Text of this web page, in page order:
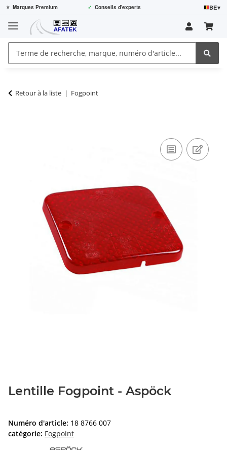
⭐ Marques Premium ✓ Conseils d'experts BE▾
Retour à la liste Fogpoint
Lentille Fogpoint - Aspöck
Numéro d'article: 18 8766 007
catégorie: Fogpoint